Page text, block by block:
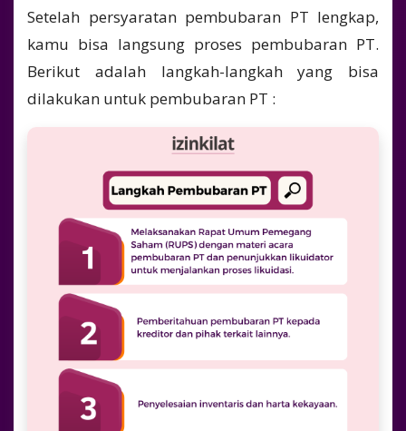
Setelah persyaratan pembubaran PT lengkap,
kamu bisa langsung proses pembubaran PT.
Berikut adalah langkah-langkah yang bisa
dilakukan untuk pembubaran PT :